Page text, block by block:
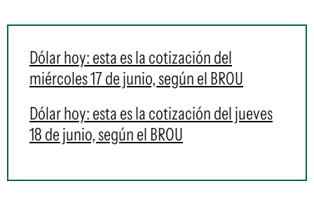
Dólar hoy: esta es la cotización del
miércoles 17 de junio, según el BROU
Dólar hoy: esta es la cotización del jueves
18 de junio, según el BROU